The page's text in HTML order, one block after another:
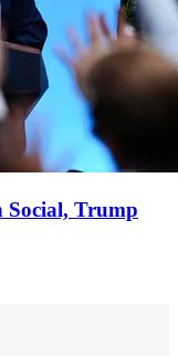
Social, Trump